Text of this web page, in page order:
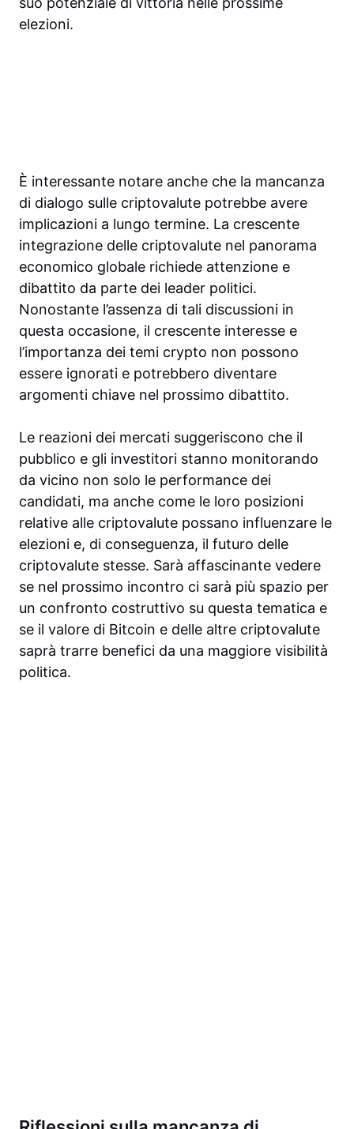
elezioni.
È interessante notare anche che la mancanza
di dialogo sulle criptovalute potrebbe avere
implicazioni a lungo termine. La crescente
integrazione delle criptovalute nel panorama
economico globale richiede attenzione e
dibattito da parte dei leader politici.
Nonostante l’assenza di tali discussioni in
questa occasione, il crescente interesse e
l’importanza dei temi crypto non possono
essere ignorati e potrebbero diventare
argomenti chiave nel prossimo dibattito.
Le reazioni dei mercati suggeriscono che il
pubblico e gli investitori stanno monitorando
da vicino non solo le performance dei
candidati, ma anche come le loro posizioni
relative alle criptovalute possano influenzare le
elezioni e, di conseguenza, il futuro delle
criptovalute stesse. Sarà affascinante vedere
se nel prossimo incontro ci sarà più spazio per
un confronto costruttivo su questa tematica e
se il valore di Bitcoin e delle altre criptovalute
saprà trarre benefici da una maggiore visibilità
politica.